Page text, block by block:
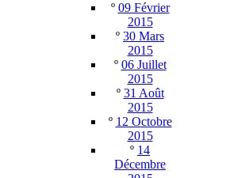
º 09 Février
2015
º 30 Mars
2015
º 06 Juillet
2015
º 31 Août
2015
º 12 Octobre
2015
º 14
Décembre